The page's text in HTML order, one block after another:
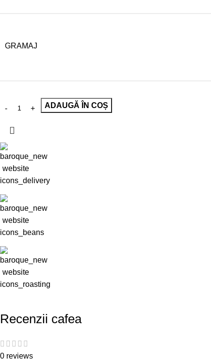
GRAMAJ
ADAUGĂ ÎN COȘ
Recenzii cafea
0 reviews